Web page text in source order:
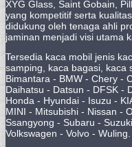
XYG Glass, Saint Gobain,
yang kompetitif serta
didukung oleh tenaga ahli
jaminan menjadi visi utama
Tersedia kaca mobil jenis
samping, kaca bagasi, kaca
Bimantara - BMW - Chery -
Daihatsu - Datsun - DFSK -
Honda - Hyundai - Isuzu -
MINI - Mitsubishi - Nissan -
Ssangyong - Subaru -
Volkswagen - Volvo - Wuling.